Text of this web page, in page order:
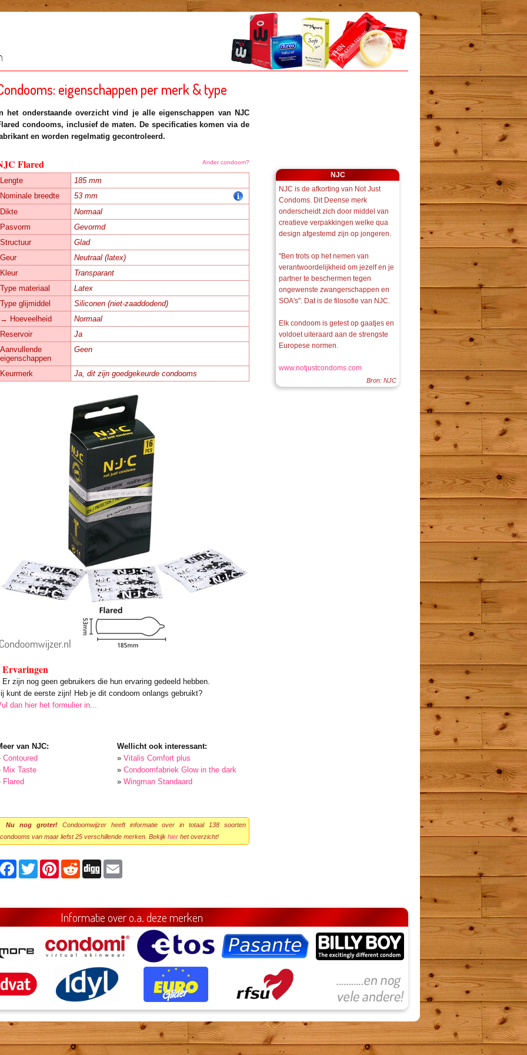
eigenschappen per merk & type
het onderstaande overzicht vind je alle eigenschappen van NJC
condooms, inclusief de maten. De specificaties komen via de
en worden regelmatig gecontroleerd.
Flared Ander condoom?
Lengte
185 mm
Nominale breedte
53 mm
Dikte
Normaal
Pasvorm
Gevormd
Structuur
Glad
Geur
Neutraal (latex)
Kleur
Transparant
Type materiaal
Latex
Type glijmiddel
Siliconen (niet-zaaddodend)
→ Hoeveelheid
Normaal
Reservoir
Ja
Aanvullende
eigenschappen
Geen
Keurmerk Ja, dit zijn goedgekeurde condooms
Ervaringen
Er zijn nog geen gebruikers die hun ervaring gedeeld hebben.
kunt de eerste zijn! Heb je dit condoom onlangs gebruikt?
dan hier het formulier in...
van NJC:
Contoured
Mix Taste
Flared
Wellicht ook interessant:
» Vitalis Comfort plus
» Condoomfabriek Glow in the dark
» Wingman Standaard
Nu nog groter!Condoomwijzer heeft informatie over in totaal 138 soorten
condooms van maar liefst 25 verschillende merken. Bekijk hier het overzicht!
Facebook
TwitterPinterestRedditDigg
NJC
NJC is de afkorting van Not Just
Condoms. Dit Deense merk
onderscheidt zich door middel van
creatieve verpakkingen welke qua
design afgestemd zijn op jongeren.
"Ben trots op het nemen van
verantwoordelijkheid om jezelf en je
partner te beschermen tegen
ongewenste zwangerschappen en
SOA's". Dat is de filosofie van NJC.
Elk condoom is getest op gaatjes en
voldoet uiteraard aan de strengste
Europese normen.
www.notjustcondoms.com
Bron: NJC
Informatie over o.a. deze merken